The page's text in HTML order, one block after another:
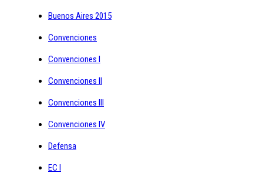
Buenos Aires 2015
Convenciones
Convenciones I
Convenciones II
Convenciones III
Convenciones IV
Defensa
EC I